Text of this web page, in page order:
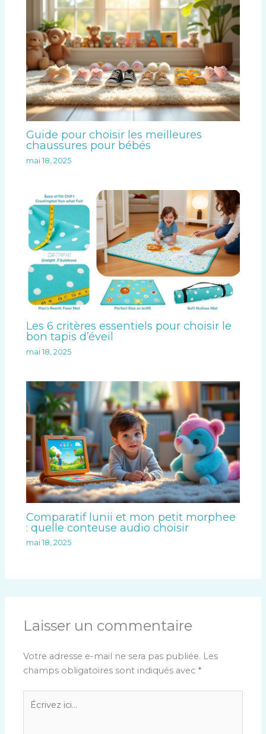
Guide pour choisir les meilleures
chaussures pour bébés
mai 18, 2025
Les 6 critères essentiels pour choisir le
bon tapis d’éveil
mai 18, 2025
Comparatif lunii et mon petit morphee
: quelle conteuse audio choisir
mai 18, 2025
Laisser un commentaire
Votre adresse e-mail ne sera pas publiée. Les
champs obligatoires sont indiqués avec *
Écrivez
ici…